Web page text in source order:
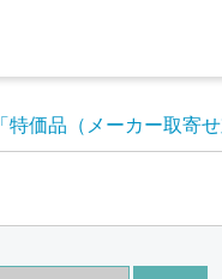
「特価品（メーカー取寄